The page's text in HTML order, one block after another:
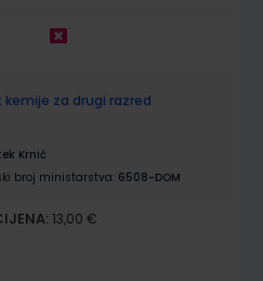
kemije za drugi razred
Krnić
broj ministarstva: 6508-DOM
13,00 €